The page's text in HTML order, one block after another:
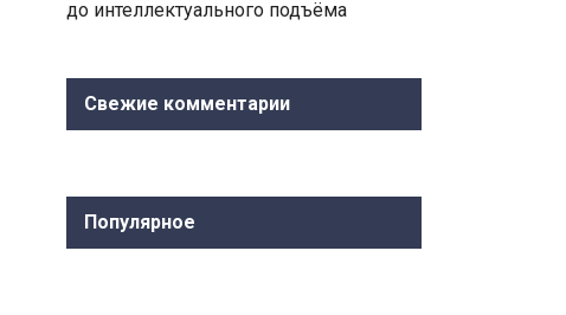
до интеллектуального подъёма
Свежие комментарии
Популярное